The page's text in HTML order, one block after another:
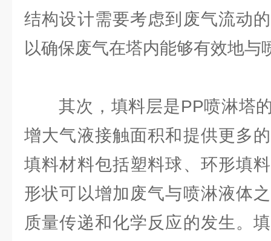
结构设计需要考虑到废气流动
以确保废气在塔内能够有效地与
其次，填料层是PP喷淋塔的
增大气液接触面积和提供更多
填料材料包括塑料球、环形填
形状可以增加废气与喷淋液体
质量传递和化学反应的发生。